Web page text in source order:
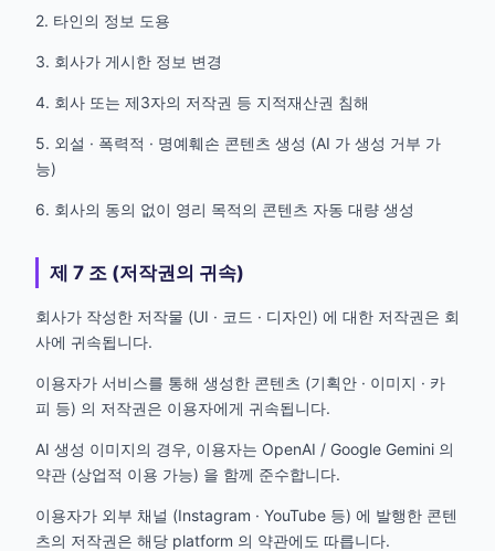
2. 타인의 정보 도용
3. 회사가 게시한 정보 변경
4. 회사 또는 제3자의 저작권 등 지적재산권 침해
5. 외설 · 폭력적 · 명예훼손 콘텐츠 생성 (AI 가 생성 거부 가
능)
6. 회사의 동의 없이 영리 목적의 콘텐츠 자동 대량 생성
제 7 조 (저작권의 귀속)
회사가 작성한 저작물 (UI · 코드 · 디자인) 에 대한 저작권은 회
사에 귀속됩니다.
이용자가 서비스를 통해 생성한 콘텐츠 (기획안 · 이미지 · 카
피 등) 의 저작권은 이용자에게 귀속됩니다.
AI 생성 이미지의 경우, 이용자는 OpenAI / Google Gemini 의
약관 (상업적 이용 가능) 을 함께 준수합니다.
이용자가 외부 채널 (Instagram · YouTube 등) 에 발행한 콘텐
츠의 저작권은 해당 platform 의 약관에도 따릅니다.